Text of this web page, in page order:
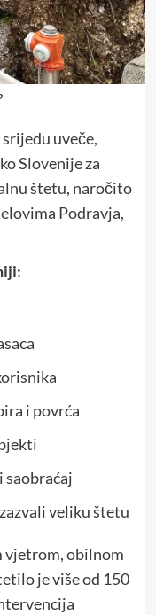
uveče,
Slovenije za
štetu, naročito
Podravja,
i povrća
saobraćaj
veliku štetu
vjetrom, obilnom
je više od 150